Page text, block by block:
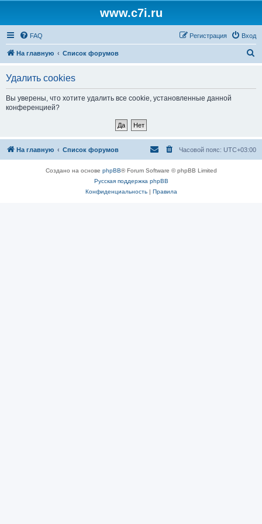
www.c7i.ru
FAQ Вход
Регистрация
На главную Список форумов
Удалить cookies
Вы уверены, что хотите удалить все cookie, установленные данной
конференцией?
На главную Список форумов Часовой пояс: UTC+03:00
Создано на основе phpBB® Forum Software © phpBB Limited
Русская поддержка phpBB
Конфиденциальность| Правила